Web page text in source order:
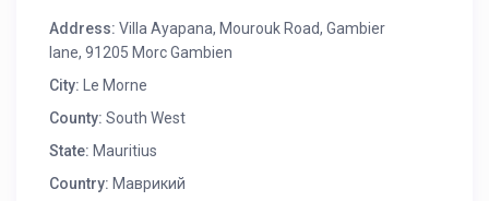
Address: Villa Ayapana, Mourouk Road, Gambier
lane, 91205 Morc Gambien
City:
Le Morne
County: South West
State: Mauritius
Country: Маврикий